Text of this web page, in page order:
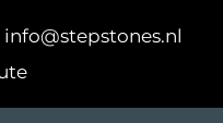
info@stepstones.nl